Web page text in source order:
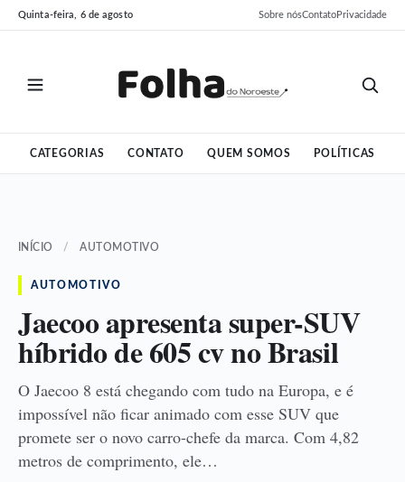
Pular
para
Pular
para
Quinta-feira, 6 de agosto Sobre nósContatoPrivacidade
CATEGORIAS CONTATO QUEM SOMOS POLÍTICAS
INÍCIO / AUTOMOTIVO
AUTOMOTIVO
Jaecoo apresenta super-SUV
híbrido de 605 cv no Brasil
O Jaecoo 8 está chegando com tudo na Europa, e é
impossível não ficar animado com esse SUV que
promete ser o novo carro-chefe da marca. Com 4,82
metros de comprimento, ele…